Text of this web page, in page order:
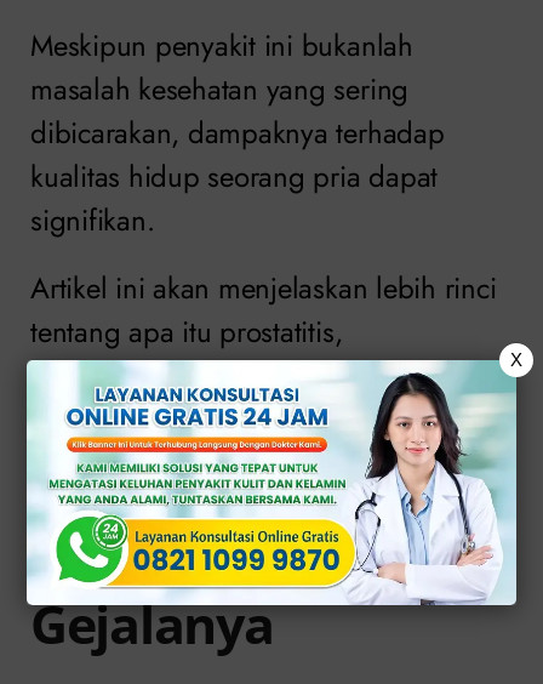
Meskipun penyakit ini bukanlah
masalah kesehatan yang sering
dibicarakan, dampaknya terhadap
kualitas hidup seorang pria dapat
signifikan.
Artikel ini akan menjelaskan lebih rinci
tentang apa itu prostatitis,
penyebabnya, gejalanya dan pilihan
pengobatan yang tersedia.
>>KONSULTASI ONLINE GRATIS DI SINI<<
Penyebab dan
Gejalanya
X